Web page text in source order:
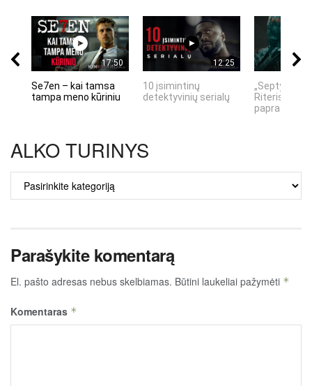
17:50
Se7en – kai tamsa
tampa meno kūriniu
12:25
10 įsimintinų
detektyvinių serialų
„Septynių
Riteris" – kai
ALKO TURINYS
ALKO
TURINYS
Parašykite komentarą
El. pašto adresas nebus skelbiamas. Būtini laukeliai pažymėti *
Komentaras *